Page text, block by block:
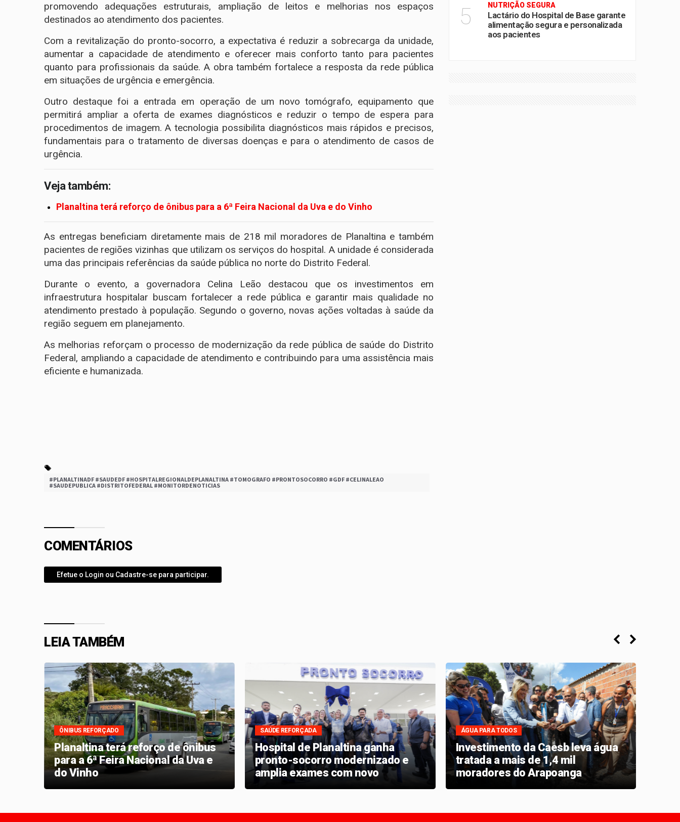
promovendo adequações estruturais, ampliação de leitos e melhorias nos espaços
destinados ao atendimento dos pacientes.
Com a revitalização do pronto-socorro, a expectativa é reduzir a sobrecarga da unidade,
aumentar a capacidade de atendimento e oferecer mais conforto tanto para pacientes
quanto para profissionais da saúde. A obra também fortalece a resposta da rede pública
em situações de urgência e emergência.
Outro destaque foi a entrada em operação de um novo tomógrafo, equipamento que
permitirá ampliar a oferta de exames diagnósticos e reduzir o tempo de espera para
procedimentos de imagem. A tecnologia possibilita diagnósticos mais rápidos e precisos,
fundamentais para o tratamento de diversas doenças e para o atendimento de casos de
urgência.
Veja também:
Planaltina terá reforço de ônibus para a 6ª Feira Nacional da Uva e do Vinho
As entregas beneficiam diretamente mais de 218 mil moradores de Planaltina e também
pacientes de regiões vizinhas que utilizam os serviços do hospital. A unidade é considerada
uma das principais referências da saúde pública no norte do Distrito Federal.
Durante o evento, a governadora Celina Leão destacou que os investimentos em
infraestrutura hospitalar buscam fortalecer a rede pública e garantir mais qualidade no
atendimento prestado à população. Segundo o governo, novas ações voltadas à saúde da
região seguem em planejamento.
As melhorias reforçam o processo de modernização da rede pública de saúde do Distrito
Federal, ampliando a capacidade de atendimento e contribuindo para uma assistência mais
eficiente e humanizada.
#PLANALTINADF #SAUDEDF #HOSPITALREGIONALDEPLANALTINA #TOMOGRAFO #PRONTOSOCORRO #GDF #CELINALEAO
#SAUDEPUBLICA #DISTRITOFEDERAL #MONITORDENOTICIAS
COMENTÁRIOS
Efetue o Login ou Cadastre-se para participar.
5 NUTRIÇÃO SEGURA
Lactário do Hospital de Base garante
alimentação segura e personalizada
aos pacientes
LEIA TAMBÉM
ÔNIBUS REFORÇADO
Planaltina terá reforço de ônibus
para a 6ª Feira Nacional da Uva e
do Vinho
SAÚDE REFORÇADA
Hospital de Planaltina ganha
pronto-socorro modernizado e
amplia exames com novo
ÁGUA PARA TODOS
Investimento da Caesb leva água
tratada a mais de 1,4 mil
moradores do Arapoanga